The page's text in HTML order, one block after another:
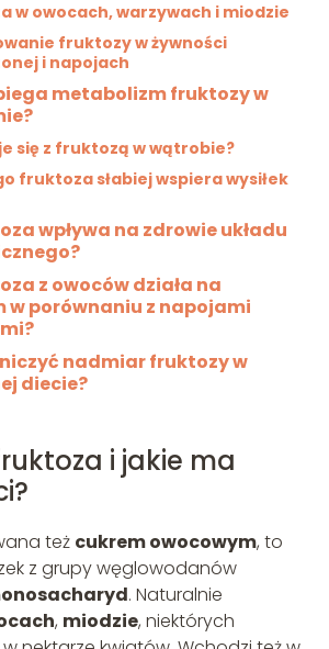
w owocach, warzywach i miodzie
fruktozy w żywności
i napojach
metabolizm fruktozy w
się z fruktozą w wątrobie?
fruktoza słabiej wspiera wysiłek
wpływa na zdrowie układu
z owoców działa na
w porównaniu z napojami
nadmiar fruktozy w
diecie?
i jakie ma
też cukrem owocowym, to
z grupy węglowodanów
. Naturalnie
, miodzie, niektórych